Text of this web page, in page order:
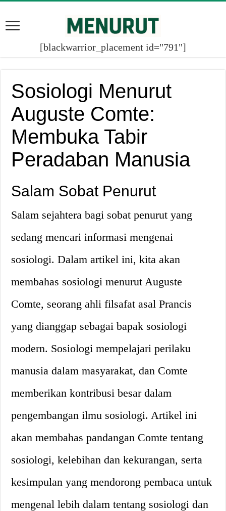
[blackwarrior_placement id="791"]
Sosiologi Menurut
Auguste Comte:
Membuka Tabir
Peradaban Manusia
Salam Sobat Penurut
Salam sejahtera bagi sobat penurut yang
sedang mencari informasi mengenai
sosiologi. Dalam artikel ini, kita akan
membahas sosiologi menurut Auguste
Comte, seorang ahli filsafat asal Prancis
yang dianggap sebagai bapak sosiologi
modern. Sosiologi mempelajari perilaku
manusia dalam masyarakat, dan Comte
memberikan kontribusi besar dalam
pengembangan ilmu sosiologi. Artikel ini
akan membahas pandangan Comte tentang
sosiologi, kelebihan dan kekurangan, serta
kesimpulan yang mendorong pembaca untuk
mengenal lebih dalam tentang sosiologi dan